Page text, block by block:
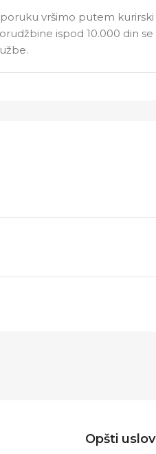
vršimo putem
ispod 10.000 din
Opšti